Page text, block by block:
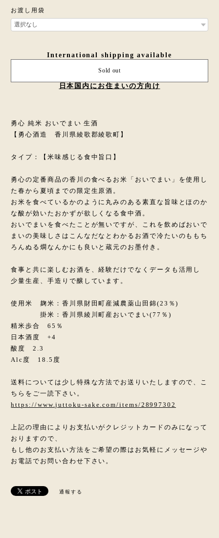
お渡し用袋
International shipping available
Sold out
日本国内にお住まいの方向け
勇心 純米 おいでまい 生酒
【勇心酒造 香川県綾歌郡綾歌町】
タイプ：【米味感じる食中旨口】
勇心の定番商品の香川の食べるお米「おいでまい」を使用し
た春から夏頃までの限定生原酒。
お米を食べているかのように丸みのある素直な旨味とほのか
な酸が効いたおかずが欲しくなる食中酒。
おいでまいを食べたことが無いですが、これを飲めばおいで
まいの美味しさはこんなだなとわかるお酒で冷たいのももち
ろんぬる燗なんかにも良いと蔵元のお墨付き。
食事と共に楽しむお酒を、経験だけでなくデータも活用し
少量生産、手造りで醸しています。
使用米 麹米：香川県財田町産減農薬山田錦(23％)
掛米：香川県綾川町産おいでまい(77％)
精米歩合 65％
日本酒度 +4
酸度 2.3
Alc度 18.5度
送料については少し特殊な方法でお送りいたしますので、こ
ちらをご一読下さい。
https://www.juttoku-sake.com/items/28997302
上記の理由によりお支払いがクレジットカードのみになって
おりますので、
もし他のお支払い方法をご希望の際はお気軽にメッセージや
お電話でお問い合わせ下さい。
通報する